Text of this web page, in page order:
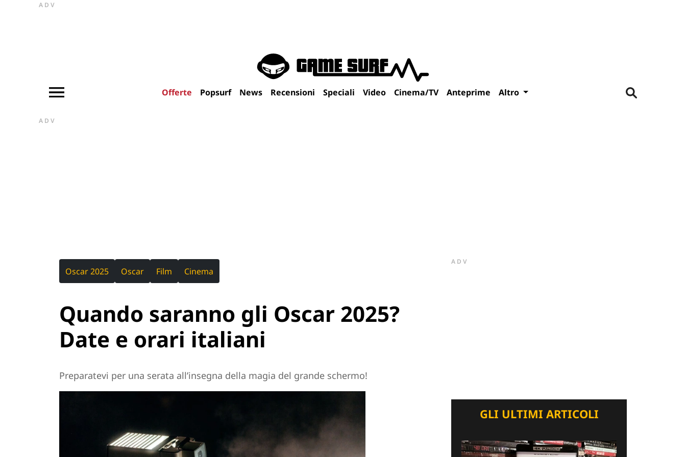
ADV
Offerte Popsurf News Recensioni Speciali Video Cinema/TV Anteprime Altro
ADV
Oscar 2025 Oscar Film Cinema
Quando saranno gli Oscar 2025?
Date e orari italiani
Preparatevi per una serata all’insegna della magia del grande schermo!
ADV
GLI ULTIMI ARTICOLI